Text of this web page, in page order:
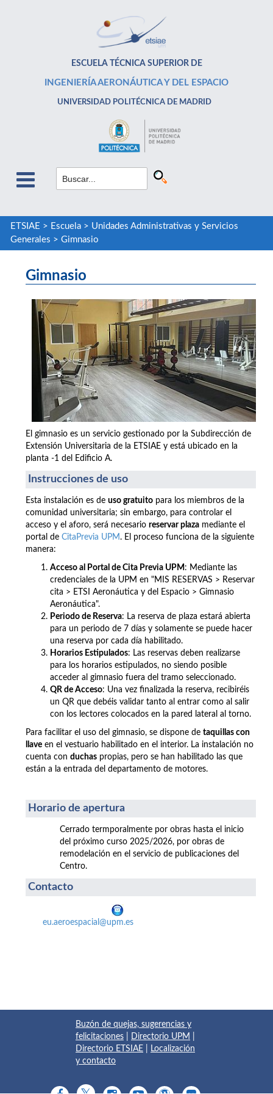
ESCUELA TÉCNICA SUPERIOR DE
INGENIERÍA AERONÁUTICA Y DEL ESPACIO
UNIVERSIDAD POLITÉCNICA DE MADRID
ETSIAE > Escuela> Unidades Administrativas y Servicios
Generales > Gimnasio
Gimnasio
El gimnasio es un servicio gestionado por la Subdirección de
Extensión Universitaria de la ETSIAE y está ubicado en la
planta -1 del Edificio A.
Instrucciones de uso
Esta instalación es de uso gratuito para los miembros de la
comunidad universitaria; sin embargo, para controlar el
acceso y el aforo, será necesario reservar plaza mediante el
portal de CitaPrevia UPM. El proceso funciona de la siguiente
manera:
Acceso al Portal de Cita Previa UPM : Mediante las
credenciales de la UPM en "MIS RESERVAS > Reservar
cita > ETSI Aeronáutica y del Espacio > Gimnasio
Aeronáutica".
Periodo de Reserva: La reserva de plaza estará abierta
para un periodo de 7 días y solamente se puede hacer
una reserva por cada día habilitado.
Horarios Estipulados: Las reservas deben realizarse
para los horarios estipulados, no siendo posible
acceder al gimnasio fuera del tramo seleccionado.
QR de Acceso: Una vez finalizada la reserva, recibiréis
un QR que debéis validar tanto al entrar como al salir
con los lectores colocados en la pared lateral al torno.
Para facilitar el uso del gimnasio, se dispone de taquillas con
llave en el vestuario habilitado en el interior. La instalación no
cuenta con duchas propias, pero se han habilitado las que
están a la entrada del departamento de motores.
Horario de apertura
Cerrado termporalmente por obras hasta el inicio
del próximo curso 2025/2026, por obras de
remodelación en el servicio de publicaciones del
Centro.
Contacto
eu.aeroespacial@upm.es
Buzón de quejas, sugerencias y
felicitaciones
Directorio UPM
Directorio ETSIAE
Localización
y contacto